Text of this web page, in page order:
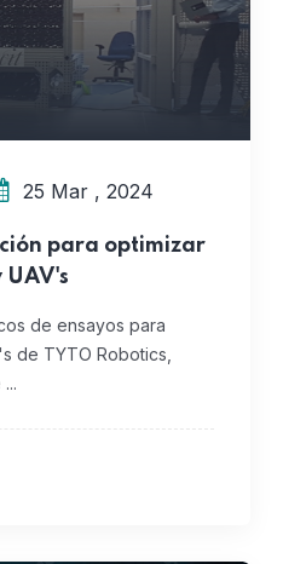
25 Mar , 2024
para optimizar
de ensayos para
de TYTO Robotics,